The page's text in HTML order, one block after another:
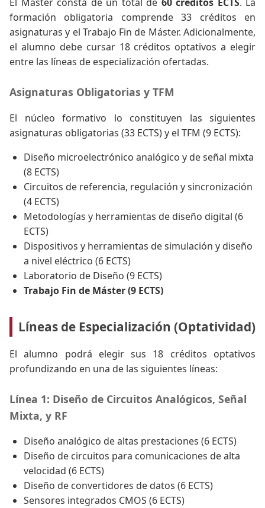
formación obligatoria comprende 33 créditos en
asignaturas y el Trabajo Fin de Máster. Adicionalmente,
el alumno debe cursar 18 créditos optativos a elegir
entre las líneas de especialización ofertadas.
Asignaturas Obligatorias y TFM
El núcleo formativo lo constituyen las siguientes
asignaturas obligatorias (33 ECTS) y el TFM (9 ECTS):
Diseño microelectrónico analógico y de señal mixta
(8 ECTS)
Circuitos de referencia, regulación y sincronización
(4 ECTS)
Metodologías y herramientas de diseño digital (6
ECTS)
Dispositivos y herramientas de simulación y diseño
a nivel eléctrico (6 ECTS)
Laboratorio de Diseño (9 ECTS)
Trabajo Fin de Máster (9 ECTS)
Líneas de Especialización (Optatividad)
El alumno podrá elegir sus 18 créditos optativos
profundizando en una de las siguientes líneas:
Línea 1: Diseño de Circuitos Analógicos, Señal
Mixta, y RF
Diseño analógico de altas prestaciones (6 ECTS)
Diseño de circuitos para comunicaciones de alta
velocidad (6 ECTS)
Diseño de convertidores de datos (6 ECTS)
Sensores integrados CMOS (6 ECTS)